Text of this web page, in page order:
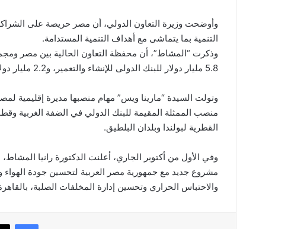
وأوضحت وزيرة التعاون الدولي، أن مصر حريصة على
التنمية بما يتماشى مع أهداف التنمية المستدامة.
5.8 مليار دولار للبنك الدولى للإنشاء والتعمير، و2.2 مليار دولار استثمارات مؤسسة التمويل الدولية فى مصر.
منصب الممثلة المقيمة للبنك الدولي في الضفة الغربية
القطرية لبولندا وبلدان البلطيق.
وفي الأول من أكتوبر الجاري، أعلنت الدكتورة رانيا
مشروع جديد مع جمهورية مصر العربية لتحسين جودة الهواء
والاحتباس الحراري وتحسين إدارة المخلفات الصلبة، بالقاهرة الكبرى